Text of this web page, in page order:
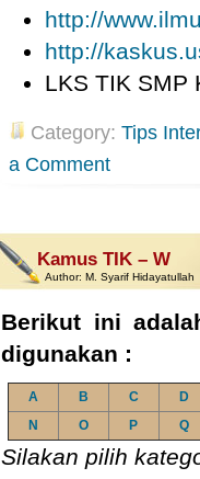
http://
http://
LKS TIK SMP
Category: Tips
a Comment
Kamus TIK – W
Author: M. Syarif Hidayatullah
Berikut ini
digunakan :
A B C
D
N
O P Q
Silakan pilih